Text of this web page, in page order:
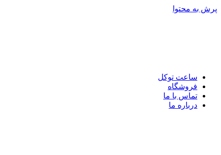
پرش به محتوا
ساعت توکل
فروشگاه
تماس با ما
درباره ما